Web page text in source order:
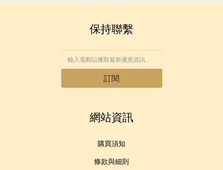
保持聯繫
訂閱
網站資訊
購買須知
條款與細則